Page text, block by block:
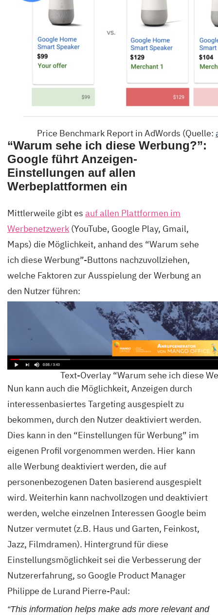
Price Benchmark Report in AdWords (Quelle:
“Warum sehe ich diese Werbung?”:
Google führt Anzeigen-
Einstellungen auf allen
Werbeplattformen ein
Mittlerweile gibt es auf allen Plattformen im
Werbenetzwerk (YouTube, Google Play, Gmail,
Maps) die Möglichkeit, anhand des “Warum sehe
ich diese Werbung”-Buttons nachzuvollziehen,
welche Faktoren zur Ausspielung der Werbung an
den Nutzer führen:
Text-Overlay “Warum sehe ich diese
Nun kann auch die Möglichkeit, Anzeigen durch
interessenbasiertes Targeting ausgespielt zu
bekommen, durch den Nutzer deaktiviert werden.
Dies kann in den “Einstellungen für Werbung” im
eigenen Profil vorgenommen werden. Hier kann
alle Werbung deaktiviert werden, die auf
personenbezogenen Daten basierend ausgespielt
wird. Weiterhin kann nachvollzogen und deaktiviert
werden, welche einzelnen Interessen Google beim
Nutzer vermutet (z.B. Haus und Garten, Feinkost,
Jazz, Filmdramen). Hintergrund für diese
Einstellungsmöglichkeit sei die Verbesserung der
Nutzererfahrung, so Google Product Manager
Philippe de Lurand Pierre-Paul:
“This information helps make ads more relevant and